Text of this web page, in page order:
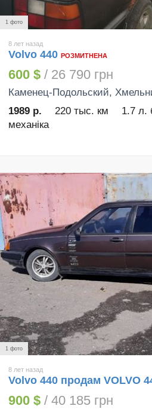
1 фото
8 лет назад
Volvo 440 РОЗМИТНЕНА
600 $ / 26 790 грн
Каменец-Подольский,
1989 р.
220 тыс. км 1.7 л.
механіка
1 фото
8 лет назад
Volvo 440 продам VOLVO
900 $ / 40 185 грн